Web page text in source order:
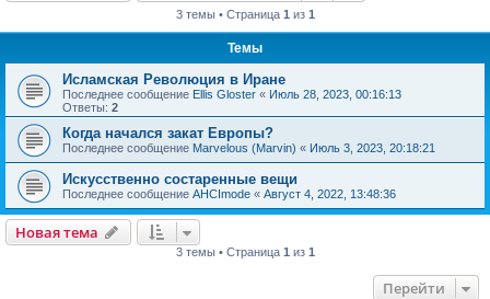
3 темы • Страница 1 из 1
Темы
Исламская Революция в Иране
Последнее сообщение Ellis Gloster « Июль 28, 2023, 00:16:13
Ответы: 2
Когда начался закат Европы?
Последнее сообщение Marvelous (Marvin) « Июль 3, 2023, 20:18:21
Искусственно состаренные вещи
Последнее сообщение AHCImode « Август 4, 2022, 13:48:36
Новая тема
3 темы • Страница 1 из 1
Перейти